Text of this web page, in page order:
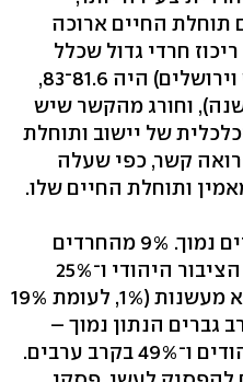
תוחלת החיים ארוכה
עם ריכוז חרדי גדול שכלל
המחקר (בני־ברק, בית־שמש וירושלים) היה 81.6־83,
הממוצע הארצי (80.8 שנה), וחורג מהקשר שיש
של יישוב ותוחלת
רואה קשר, כפי שעלה
ותוחלת החיים שלו.
גם שיעור העישון בקרב חרדים נמוך. 9% מהחרדים
מעשנים, לעומת 23% בשאר הציבור היהודי ו־25%
בקרב ערבים. נשים כמעט ולא מעשנות (1%, לעומת 19%
גברים הנתון נמוך –
17%, מול 27% אצל שאר היהודים ו־49% בקרב ערבים.